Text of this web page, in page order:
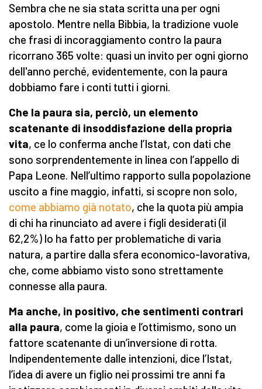
Sembra che ne sia stata scritta una per ogni
apostolo. Mentre nella Bibbia, la tradizione vuole
che frasi di incoraggiamento contro la paura
ricorrano 365 volte: quasi un invito per ogni giorno
dell'anno perché, evidentemente, con la paura
dobbiamo fare i conti tutti i giorni.
Che la paura sia, perciò, un elemento
scatenante di insoddisfazione della propria
vita, ce lo conferma anche l’Istat, con dati che
sono sorprendentemente in linea con l’appello di
Papa Leone. Nell’ultimo rapporto sulla popolazione
uscito a fine maggio, infatti, si scopre non solo,
come abbiamo già notato, che la quota più ampia
di chi ha rinunciato ad avere i figli desiderati (il
62,2%) lo ha fatto per problematiche di varia
natura, a partire dalla sfera economico-lavorativa,
che, come abbiamo visto sono strettamente
connesse alla paura.
Ma anche, in positivo, che sentimenti contrari
alla paura, come la gioia e l’ottimismo, sono un
fattore scatenante di un’inversione di rotta.
Indipendentemente dalle intenzioni, dice l’Istat,
l’idea di avere un figlio nei prossimi tre anni fa